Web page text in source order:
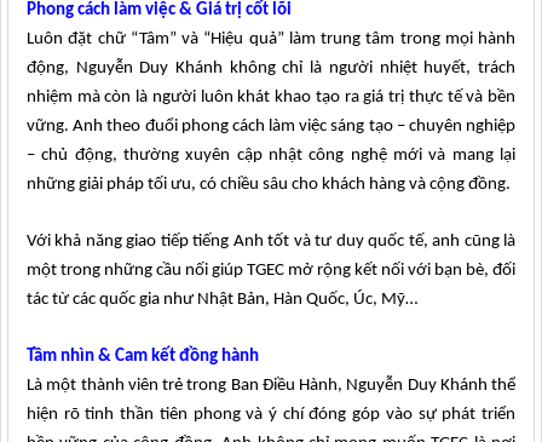
Phong cách làm việc & Giá trị cốt lõi
Luôn đặt chữ “Tâm” và “Hiệu quả” làm trung tâm trong mọi hành
động, Nguyễn Duy Khánh không chỉ là người nhiệt huyết, trách
nhiệm mà còn là người luôn khát khao tạo ra giá trị thực tế và bền
vững. Anh theo đuổi phong cách làm việc sáng tạo – chuyên nghiệp
– chủ động, thường xuyên cập nhật công nghệ mới và mang lại
những giải pháp tối ưu, có chiều sâu cho khách hàng và cộng đồng.
Với khả năng giao tiếp tiếng Anh tốt và tư duy quốc tế, anh cũng là
một trong những cầu nối giúp TGEC mở rộng kết nối với bạn bè, đối
tác từ các quốc gia như Nhật Bản, Hàn Quốc, Úc, Mỹ…
Tầm nhìn & Cam kết đồng hành
Là một thành viên trẻ trong Ban Điều Hành, Nguyễn Duy Khánh thể
hiện rõ tinh thần tiên phong và ý chí đóng góp vào sự phát triển